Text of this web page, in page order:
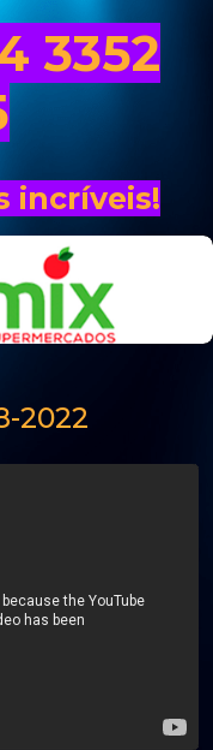
3352
incríveis!
2022